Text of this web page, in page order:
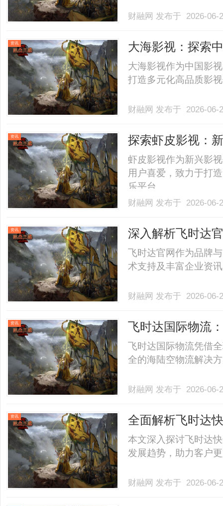
财融网 发布于 2026-
资讯
大海影视：探索
势
大海影视作为中国影
打造多元化高品质影
财融网 发布于 2026-
资讯 探索虾皮影视：
虾皮影视作为新兴影
用户喜爱，致力于打
乐平台。......
财融网 发布于 2026-
资讯
深入解析飞时达
平台
飞时达官网作为品牌
术支持及丰富企业资
财融网 发布于 2026-
资讯 飞时达国际物流
飞时达国际物流凭借
全的海陆空物流解决
财融网 发布于 2026-
资讯 全面解析飞时达
本文深入探讨飞时达
发展趋势，助力客户
财融网 发布于 2026-